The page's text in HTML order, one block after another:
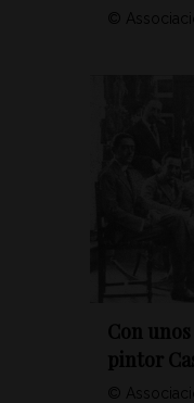
©
Con
pintor
©